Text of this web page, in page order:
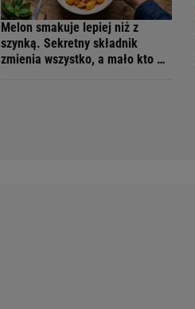
Melon smakuje lepiej niż z
szynką. Sekretny składnik
zmienia wszystko, a mało kto o